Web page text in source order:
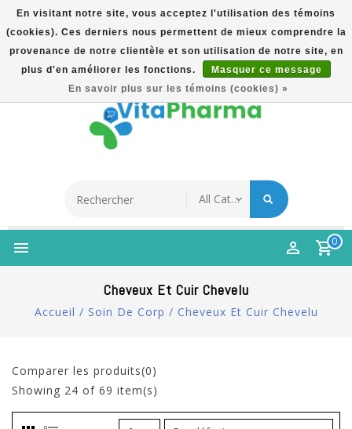
5% Korting Na Aanmelding Op Nieuwsbrief | Gratis
Verzending Vanaf €49 | Online Sinds 2007
Français
0
Cheveux Et Cuir Chevelu
Accueil / Soin De Corp / Cheveux Et Cuir Chevelu
Comparer les produits(0)
Showing 24 of 69 item(s)
En visitant notre site, vous acceptez l'utilisation des témoins
(cookies). Ces derniers nous permettent de mieux comprendre la
provenance de notre clientèle et son utilisation de notre site, en
plus d'en améliorer les fonctions.
Masquer ce message
En savoir plus sur les témoins (cookies) »